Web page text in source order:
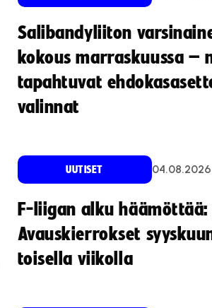
Salibandyliiton
kokous marraskuussa –
tapahtuvat
valinnat
UUTISET 04.08.2026
F-liigan alku häämöttää:
Avauskierrokset
toisella viikolla